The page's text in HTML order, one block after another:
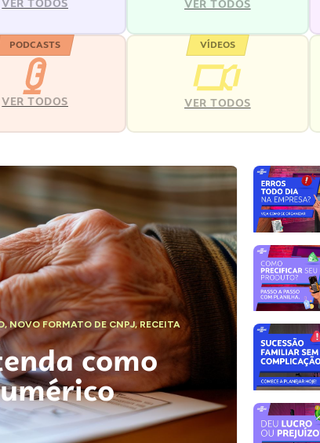
VER TODOS VER TODOS
PODCASTS
VER TODOS
VÍDEOS
VER TODOS
,NOVO FORMATO DE CNPJ,RECEITA
como